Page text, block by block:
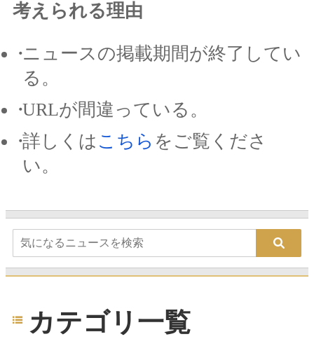
考えられる理由
ニュースの掲載期間が終了してい
る。
URLが間違っている。
詳しくは こちら をご覧くださ
い。
カテゴリ一覧